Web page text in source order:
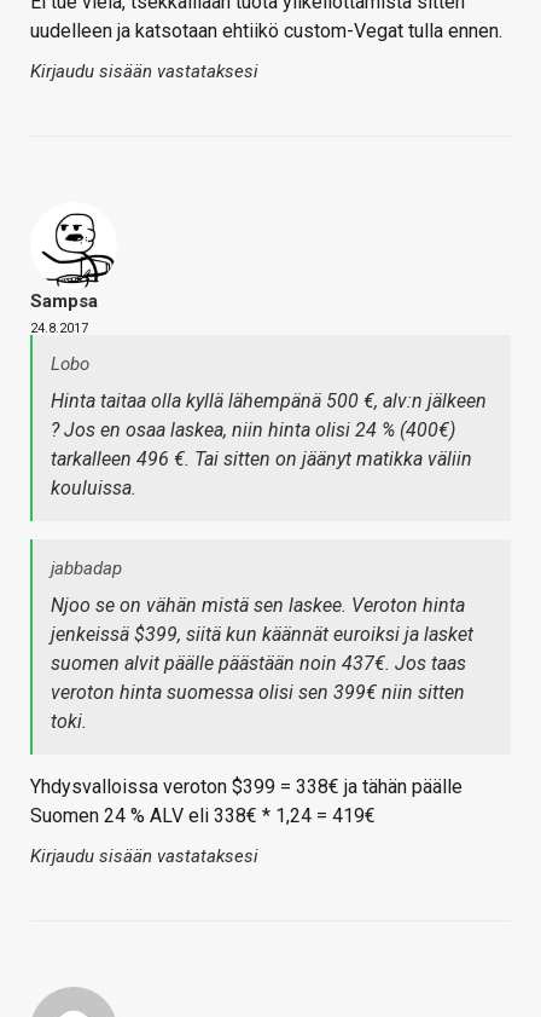
uudelleen ja katsotaan ehtiikö custom-Vegat tulla ennen.
Kirjaudu sisään vastataksesi
Sampsa
24.8.2017
Lobo
Hinta taitaa olla kyllä lähempänä 500 €, alv:n jälkeen
? Jos en osaa laskea, niin hinta olisi 24 % (400€)
tarkalleen 496 €. Tai sitten on jäänyt matikka väliin
kouluissa.
jabbadap
Njoo se on vähän mistä sen laskee. Veroton hinta
jenkeissä $399, siitä kun käännät euroiksi ja lasket
suomen alvit päälle päästään noin 437€. Jos taas
veroton hinta suomessa olisi sen 399€ niin sitten
toki.
Yhdysvalloissa veroton $399 = 338€ ja tähän päälle
Suomen 24 % ALV eli 338€ * 1,24 = 419€
Kirjaudu sisään vastataksesi